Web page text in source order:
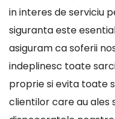
in interes de serviciu
siguranta este
asiguram ca soferii
indeplinesc toate
proprie si evita toate
clientilor care au ales